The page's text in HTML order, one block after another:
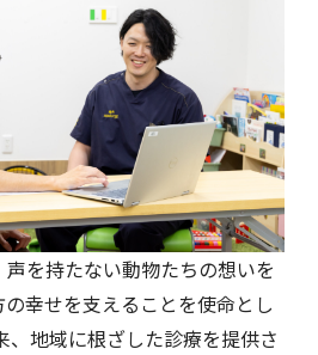
を持たない動物たちの想いを
幸せを支えることを使命とし
、地域に根ざした診療を提供さ